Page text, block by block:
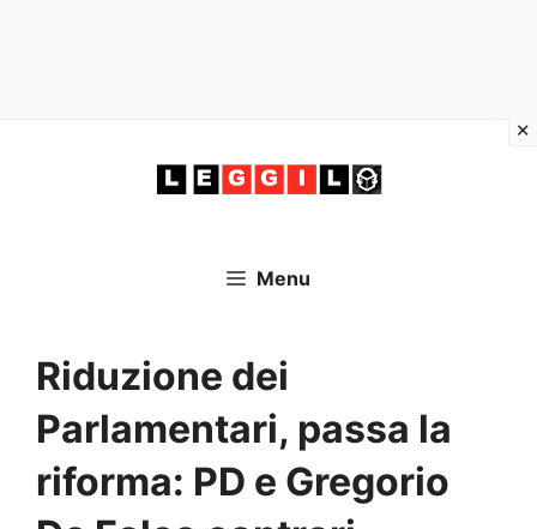
Menu
Riduzione dei
Parlamentari, passa la
riforma: PD e Gregorio